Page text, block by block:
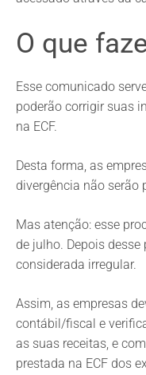
O que
Esse comunicado
poderão corrigir suas
na ECF.
Desta forma, as
divergência não serão
Mas atenção: esse
de julho. Depois desse
considerada irregular.
Assim, as empresas
contábil/fiscal e
as suas receitas, e
prestada na ECF dos